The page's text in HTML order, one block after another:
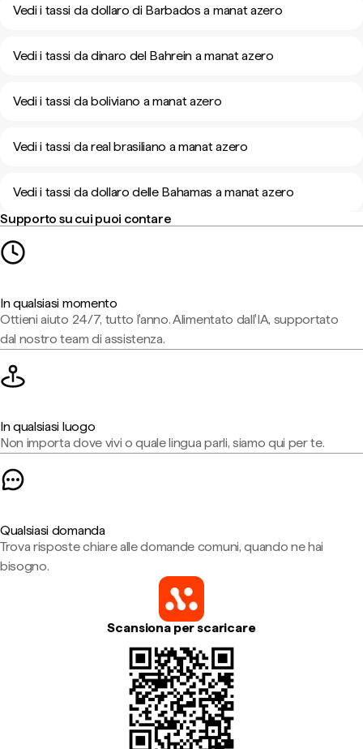
Vedi i tassi da dollaro di Barbados a manat azero
Vedi i tassi da dinaro del Bahrein a manat azero
Vedi i tassi da boliviano a manat azero
Vedi i tassi da real brasiliano a manat azero
Vedi i tassi da dollaro delle Bahamas a manat azero
Supporto su cui puoi contare
In qualsiasi momento
Ottieni aiuto 24/7, tutto l'anno. Alimentato dall'IA, supportato
dal nostro team di assistenza.
In qualsiasi luogo
Non importa dove vivi o quale lingua parli, siamo qui per te.
Qualsiasi domanda
Trova risposte chiare alle domande comuni, quando ne hai
bisogno.
Scansiona per scaricare